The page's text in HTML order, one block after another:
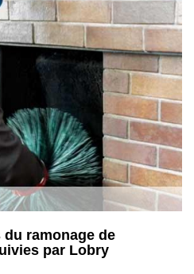
ramonage de
par Lobry